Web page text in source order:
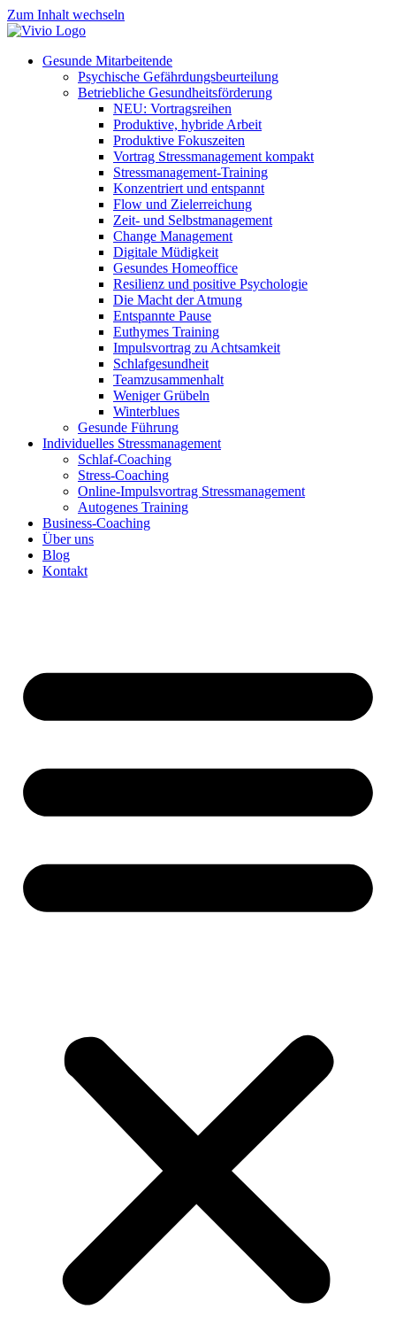
Zum Inhalt wechseln
Gesunde Mitarbeitende
Psychische Gefährdungsbeurteilung
Betriebliche Gesundheitsförderung
NEU: Vortragsreihen
Produktive, hybride Arbeit
Produktive Fokuszeiten
Vortrag Stressmanagement kompakt
Stressmanagement-Training
Konzentriert und entspannt
Flow und Zielerreichung
Zeit- und Selbstmanagement
Change Management
Digitale Müdigkeit
Gesundes Homeoffice
Resilienz und positive Psychologie
Die Macht der Atmung
Entspannte Pause
Euthymes Training
Impulsvortrag zu Achtsamkeit
Schlafgesundheit
Teamzusammenhalt
Weniger Grübeln
Winterblues
Gesunde Führung
Individuelles Stressmanagement
Schlaf-Coaching
Stress-Coaching
Online-Impulsvortrag Stressmanagement
Autogenes Training
Business-Coaching
Über uns
Blog
Kontakt